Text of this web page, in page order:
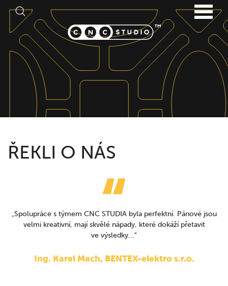
ŘEKLI O NÁS
„Spolupráce s týmem CNC STUDIA byla perfektní. Pánové jsou
velmi kreativní, mají skvělé nápady, které dokáží přetavit
ve výsledky..."
Ing. Karel Mach, BENTEX-elektro s.r.o.